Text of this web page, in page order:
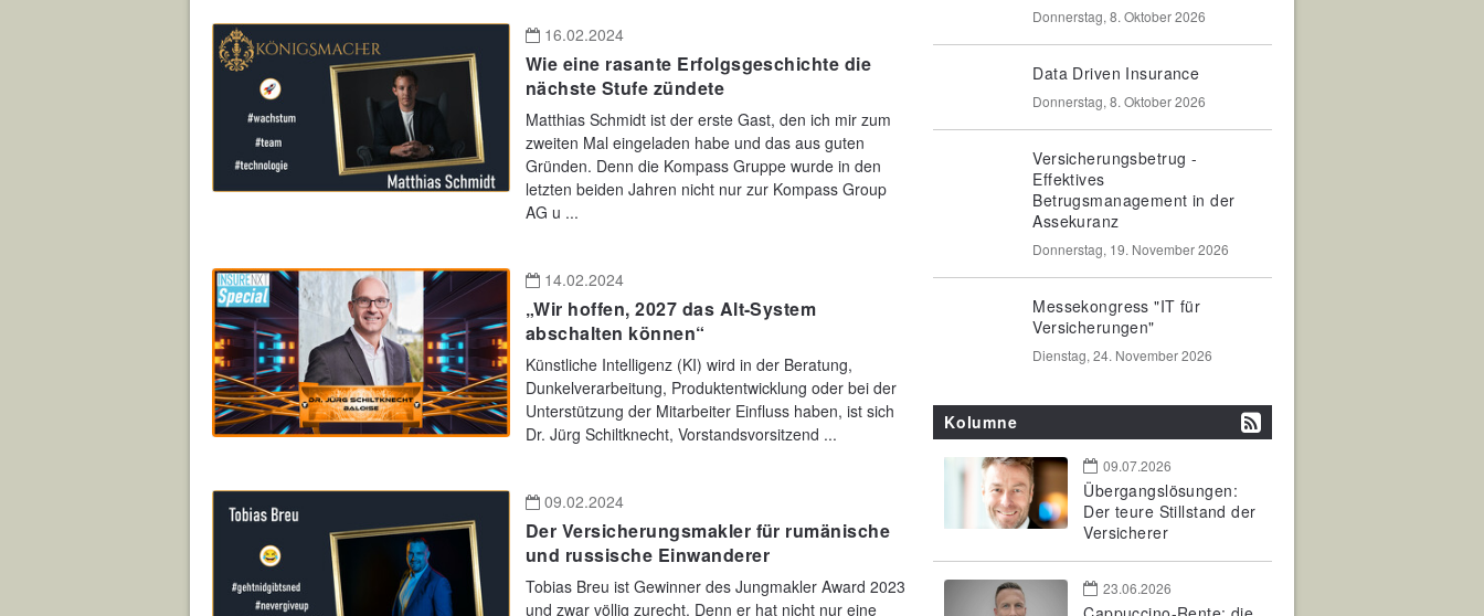
16.02.2024
Wie eine rasante Erfolgsgeschichte die
nächste Stufe zündete
Matthias Schmidt ist der erste Gast, den ich mir zum
zweiten Mal eingeladen habe und das aus guten
Gründen. Denn die Kompass Gruppe wurde in den
letzten beiden Jahren nicht nur zur Kompass Group
AG u ...
14.02.2024
„Wir hoffen, 2027 das Alt-System
abschalten können“
Künstliche Intelligenz (KI) wird in der Beratung,
Dunkelverarbeitung, Produktentwicklung oder bei der
Unterstützung der Mitarbeiter Einfluss haben, ist sich
Dr. Jürg Schiltknecht, Vorstandsvorsitzend ...
09.02.2024
Der Versicherungsmakler für rumänische
und russische Einwanderer
Tobias Breu ist Gewinner des Jungmakler Award 2023
und zwar völlig zurecht. Denn er hat nicht nur eine
Donnerstag, 8. Oktober 2026
Data Driven Insurance
Donnerstag, 8. Oktober 2026
Versicherungsbetrug -
Effektives
Betrugsmanagement in der
Assekuranz
Donnerstag, 19. November 2026
Messekongress "IT für
Versicherungen"
Dienstag, 24. November 2026
Kolumne
09.07.2026
Übergangslösungen:
Der teure Stillstand der
Versicherer
23.06.2026